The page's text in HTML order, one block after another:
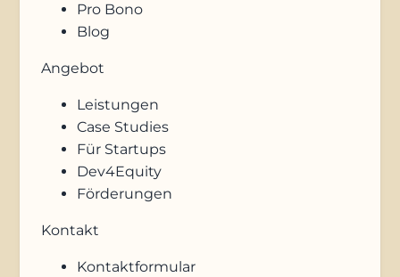
Pro Bono
Blog
Angebot
Leistungen
Case Studies
Für Startups
Dev4Equity
Förderungen
Kontakt
Kontaktformular